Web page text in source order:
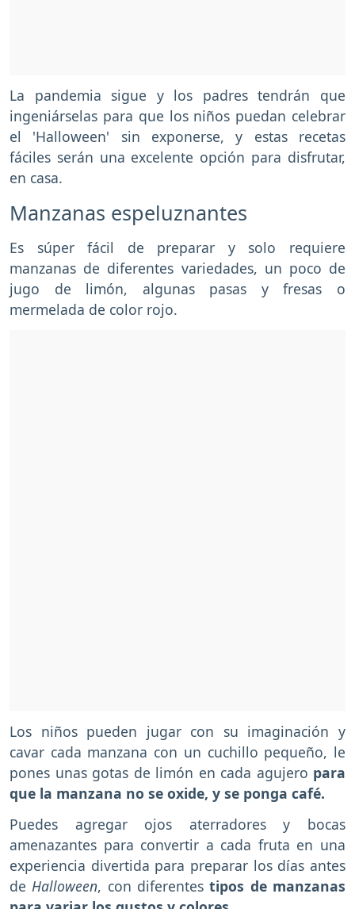
La pandemia sigue y los padres tendrán que
ingeniárselas para que los niños puedan celebrar
el 'Halloween' sin exponerse, y estas recetas
fáciles serán una excelente opción para disfrutar,
en casa.
Manzanas espeluznantes
Es súper fácil de preparar y solo requiere
manzanas de diferentes variedades, un poco de
jugo de limón, algunas pasas y fresas o
mermelada de color rojo.
Los niños pueden jugar con su imaginación y
cavar cada manzana con un cuchillo pequeño, le
pones unas gotas de limón en cada agujero para
que la manzana no se oxide, y se ponga café.
Puedes agregar ojos aterradores y bocas
amenazantes para convertir a cada fruta en una
experiencia divertida para preparar los días antes
deHalloween, con diferentes tipos de manzanas